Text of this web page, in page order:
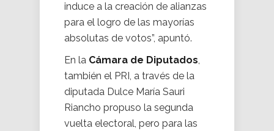
induce a la creación de alianzas
para el logro de las mayorías
absolutas de votos”, apuntó.
En la Cámara de Diputados,
también el PRI, a través de la
diputada Dulce María Sauri
Riancho propuso la segunda
vuelta electoral, pero para las